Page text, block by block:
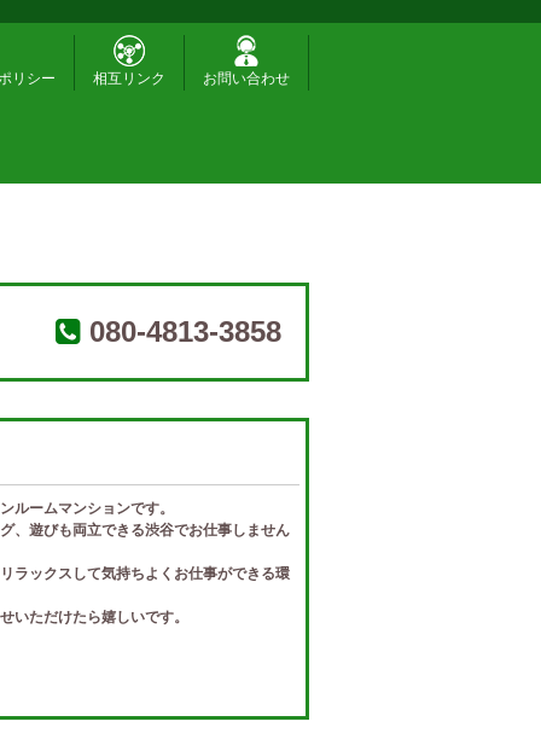
リシー 相互リンク お問い合わせ
080-4813-3858
ルームマンションです。
、遊びも両立できる渋谷でお仕事しません
ラックスして気持ちよくお仕事ができる環
いただけたら嬉しいです。